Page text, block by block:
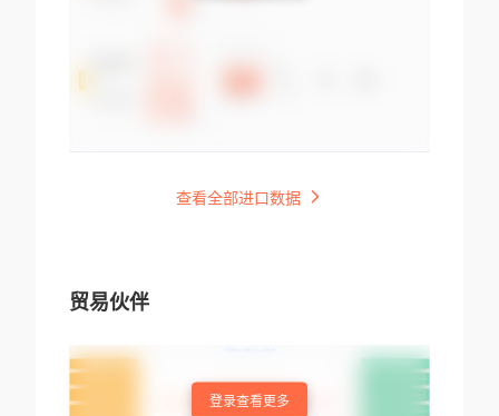
查看全部进口数据
贸易伙伴
登录查看更多